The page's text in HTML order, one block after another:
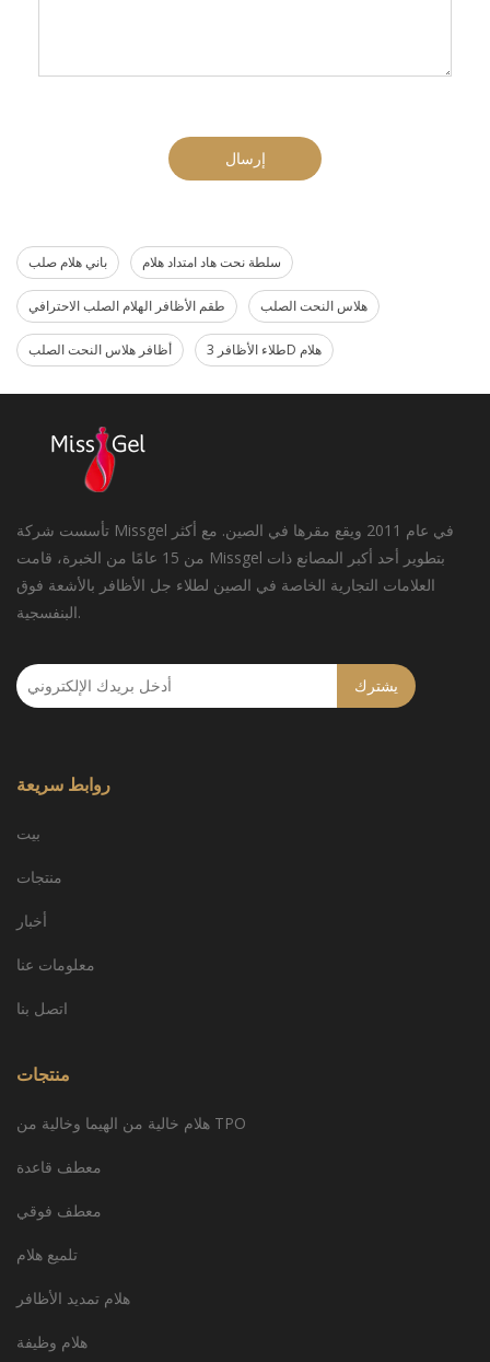
إرسال
باني هلام صلب سلطة نحت هاد امتداد هلام
طقم الأظافر الهلام الصلب الاحترافي هلاس النحت الصلب
أظافر هلاس النحت الصلب طلاء الأظافر 3D هلام
تأسست شركة Missgel في عام 2011 ويقع مقرها في الصين. مع أكثر
من 15 عامًا من الخبرة، قامت Missgel بتطوير أحد أكبر المصانع ذات
العلامات التجارية الخاصة في الصين لطلاء جل الأظافر بالأشعة فوق
البنفسجية.
يشترك
روابط سريعة
بيت
منتجات
أخبار
معلومات عنا
اتصل بنا
منتجات
هلام خالية من الهيما وخالية من TPO
معطف قاعدة
معطف فوقي
تلميع هلام
هلام تمديد الأظافر
هلام وظيفة